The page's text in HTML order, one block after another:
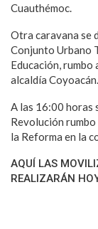
Cuauthémoc.
Otra caravana se
Conjunto Urbano
Educación,
alcaldía Coyoacán.
A las 16:00 horas
Revolución rumbo
la Reforma en la
AQUÍ LAS
REALIZARÁN